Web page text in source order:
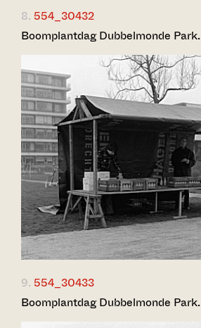
8. 554_30432
Boomplantdag Dubbelmonde Park.
9. 554_30433
Boomplantdag Dubbelmonde Park.